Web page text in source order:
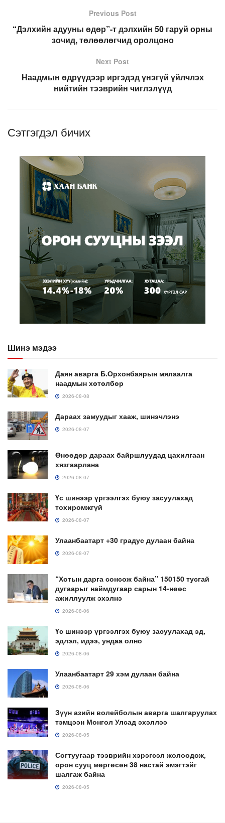
Previous Post
“Дэлхийн адууны өдөр”-т дэлхийн 50 гаруй орны
зочид, төлөөлөгчид оролцоно
Next Post
Наадмын өдрүүдээр иргэдэд үнэгүй үйлчлэх
нийтийн тээврийн чиглэлүүд
Сэтгэгдэл бичих
Шинэ мэдээ
Даян аварга Б.Орхонбаярын мялаалга
наадмын хөтөлбөр
2026-08-08
Дараах замуудыг хааж, шинэчлэнэ
2026-08-07
Өнөөдөр дараах байршлуудад цахилгаан
хязгаарлана
2026-08-07
Үс шинээр үргээлгэх буюу засуулахад
тохиромжгүй
2026-08-07
Улаанбаатарт +30 градус дулаан байна
2026-08-07
“Хотын дарга сонсож байна” 150150 тусгай
дугаарыг наймдугаар сарын 14-нөөс
ажиллуулж эхэлнэ
2026-08-06
Үс шинээр үргээлгэх буюу засуулахад эд,
эдлэл, идээ, ундаа олно
2026-08-06
Улаанбаатарт 29 хэм дулаан байна
2026-08-06
Зүүн азийн волейболын аварга шалгаруулах
тэмцээн Монгол Улсад эхэллээ
2026-08-05
Согтуугаар тээврийн хэрэгсэл жолоодож,
орон сууц мөргөсөн 38 настай эмэгтэйг
шалгаж байна
2026-08-05